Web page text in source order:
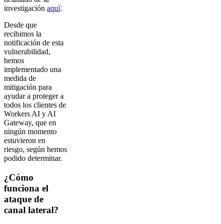
investigación aquí.
Desde que
recibimos la
notificación de esta
vulnerabilidad,
hemos
implementado una
medida de
mitigación para
ayudar a proteger a
todos los clientes de
Workers AI y AI
Gateway, que en
ningún momento
estuvieron en
riesgo, según hemos
podido determinar.
¿Cómo
funciona el
ataque de
canal lateral?